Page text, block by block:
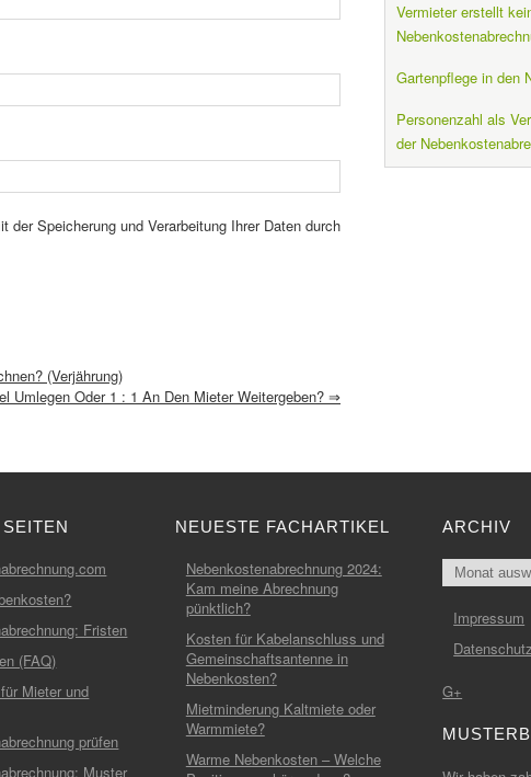
Speicherung und Verarbeitung Ihrer Daten durch
(Verjährung)
Umlegen Oder 1 : 1 An Den Mieter Weitergeben? ⇒
Vermieter erstellt
Gartenpflege in den
Personenzahl als
der
Fristen
(FAQ)
Mieter und
prüfen
Muster
NEUESTE FACHARTIKEL
Nebenkostenabrechnung 2024:
Kam meine Abrechnung
pünktlich?
Kosten für Kabelanschluss und
Gemeinschaftsantenne in
Nebenkosten?
Mietminderung Kaltmiete oder
Warmmiete?
Warme Nebenkosten – Welche
ARCHIV
Archiv
Impressum
G+